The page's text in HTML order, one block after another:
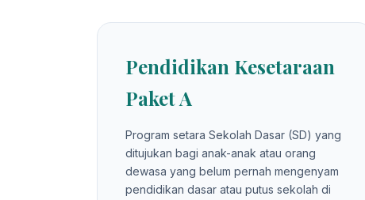
Pendidikan Kesetaraan
Paket A
Program setara Sekolah Dasar (SD) yang
ditujukan bagi anak-anak atau orang
dewasa yang belum pernah mengenyam
pendidikan dasar atau putus sekolah di